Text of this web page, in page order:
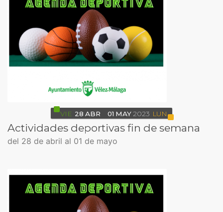
VIE 28 ABR 01 MAY2023 LUN
Actividades deportivas fin de semana
del 28 de abril al 01 de mayo